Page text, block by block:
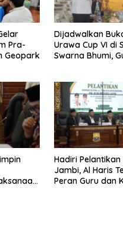
Pra-
Geopark
Dijadwalkan
Urawa Cup VI di
Swarna Bhumi,
Hadiri Pelantikan
Jambi, Al Haris
Peran Guru dan